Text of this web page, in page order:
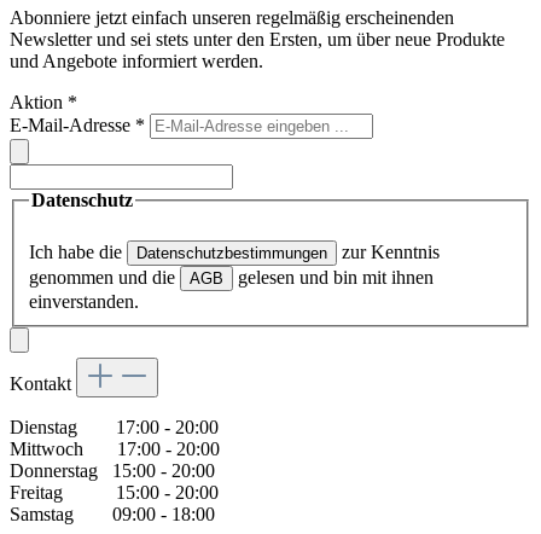
Abonniere jetzt einfach unseren regelmäßig erscheinenden
Newsletter und sei stets unter den Ersten, um über neue Produkte
und Angebote informiert werden.
Aktion *
E-Mail-Adresse *
Datenschutz
Ich habe die Datenschutzbestimmungen
zur Kenntnis
genommen und die
AGB
gelesen und bin mit ihnen
einverstanden.
Kontakt
Dienstag 17:00 - 20:00
Mittwoch 17:00 - 20:00
Donnerstag 15:00 - 20:00
Freitag 15:00 - 20:00
Samstag 09:00 - 18:00